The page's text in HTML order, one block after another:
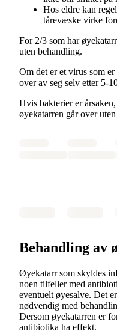
Hos eldre kan
tårevæske virke
For 2/3 som har
uten behandling.
Om det er et virus som
over av seg selv etter 5-
Hvis bakterier er
øyekatarren går over
Behandling av
Øyekatarr som skyldes
noen tilfeller med
eventuelt øyesalve. Det
nødvendig med
Dersom øyekatarren er
antibiotika ha effekt.